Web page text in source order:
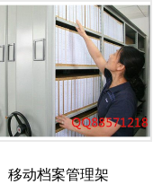
移动档案管理架